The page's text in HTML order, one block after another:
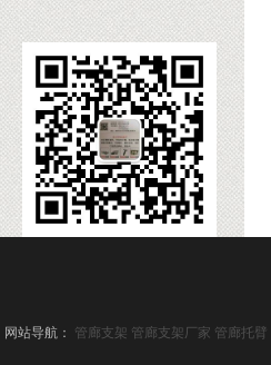
网站导航： 管廊支架 管廊支架厂家 管廊托臂